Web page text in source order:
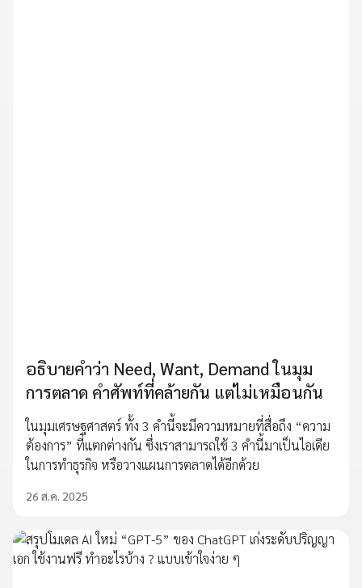
อธิบายคำว่า Need, Want, Demand ในมุม
การตลาด คำศัพท์ที่คล้ายกัน แต่ไม่เหมือนกัน
ในมุมเศรษฐศาสตร์ ทั้ง 3 คำนี้จะมีความหมายที่สื่อถึง “ความ
ต้องการ” ที่แตกต่างกัน ซึ่งเราสามารถใช้ 3 คำนี้มาเป็นไอเดีย
ในการทำธุรกิจ หรือวางแผนการตลาดได้อีกด้วย
26 ส.ค. 2025